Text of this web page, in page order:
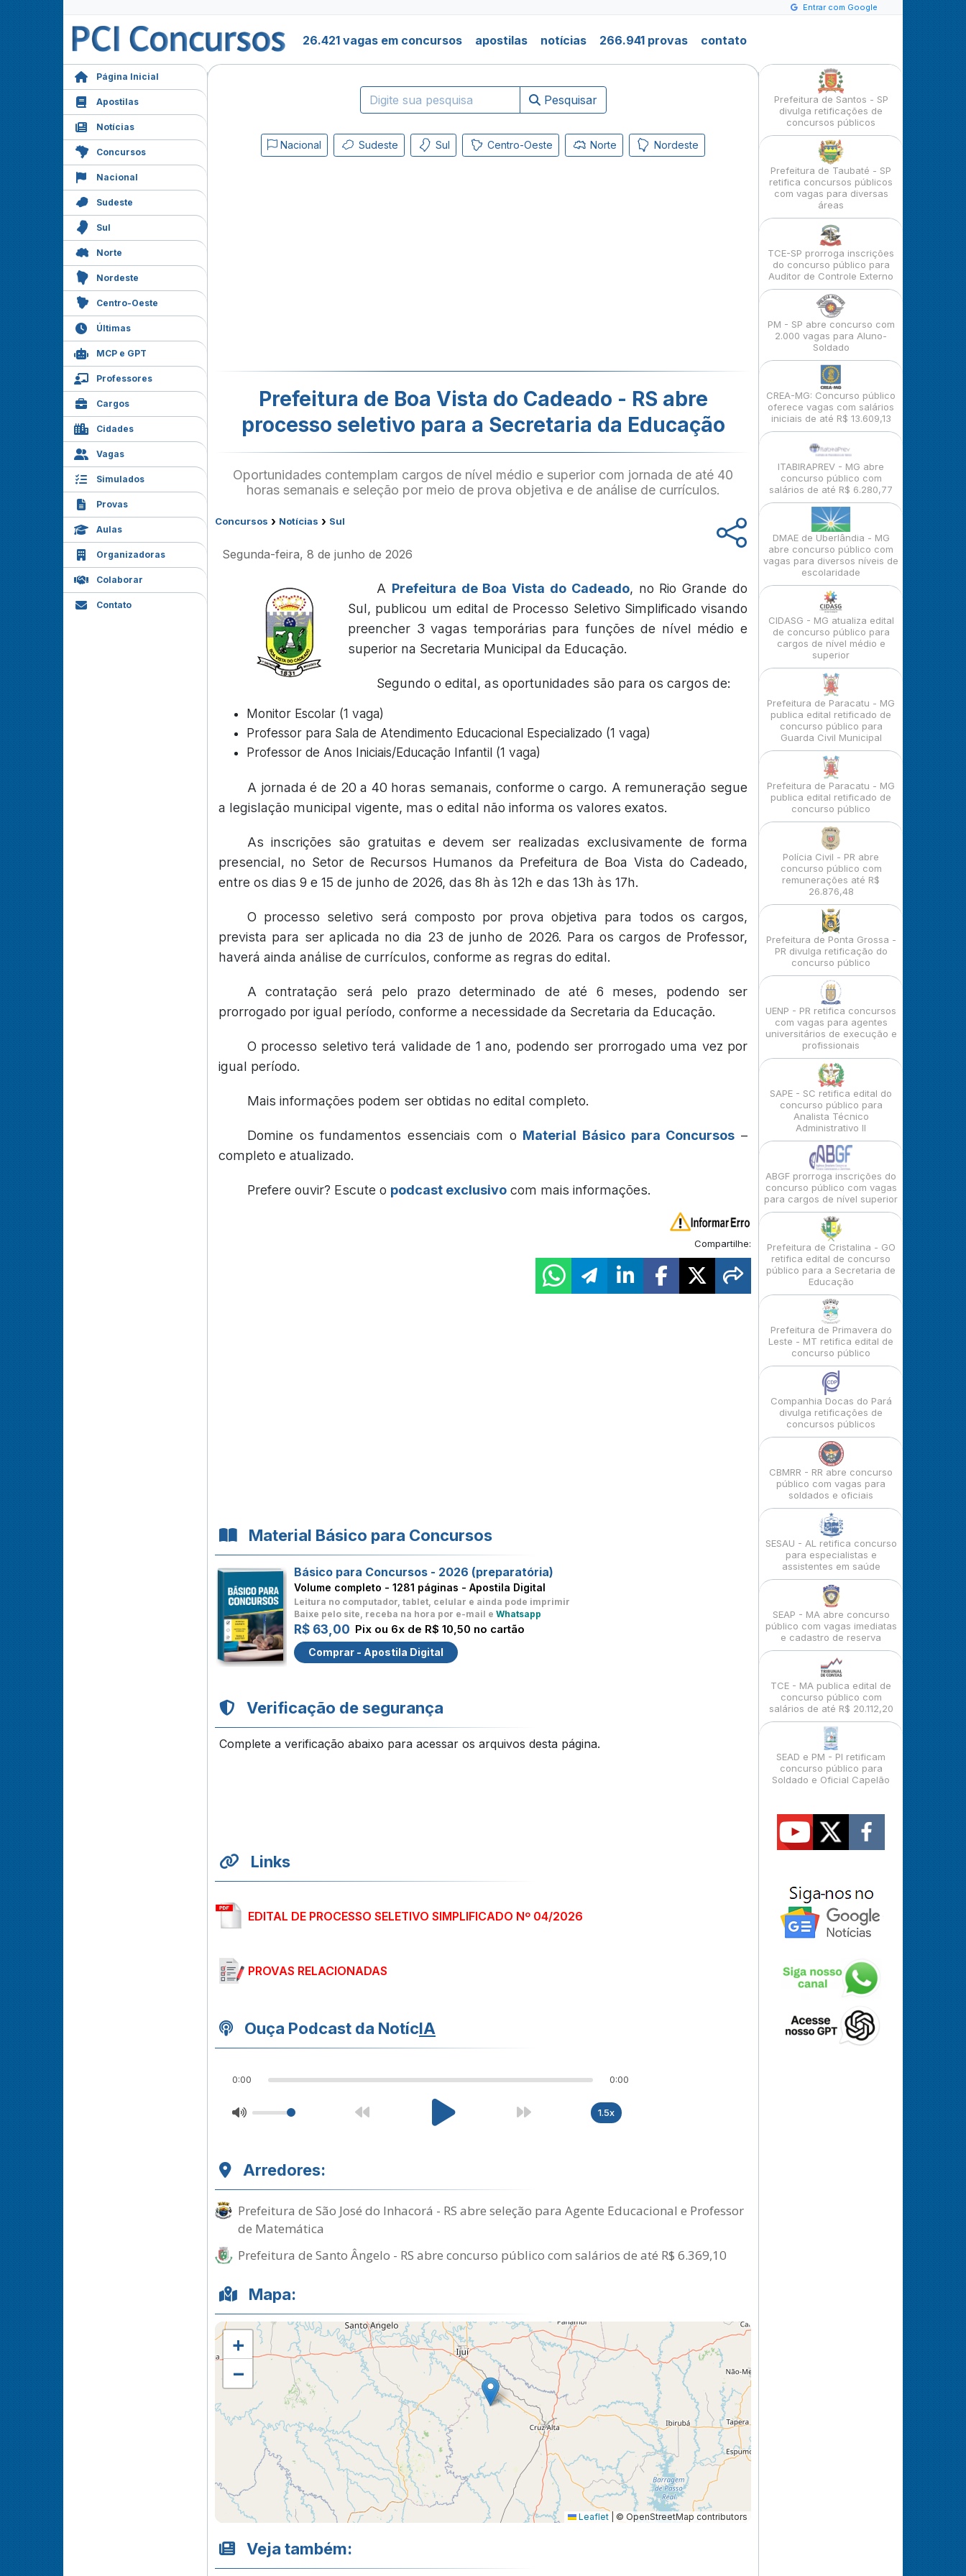
Entrar com Google
26.421 vagas em concursos apostilas notícias 266.941 provas contato
Página Inicial
Apostilas
Notícias
Concursos
Nacional
Sudeste
Sul
Norte
Nordeste
Centro-Oeste
Últimas
MCP e GPT
Professores
Cargos
Cidades
Vagas
Simulados
Provas
Aulas
Organizadoras
Colaborar
Contato
Pesquisar
Nacional Sudeste Sul Centro-Oeste Norte Nordeste
Prefeitura de Boa Vista do Cadeado - RS abre
processo seletivo para a Secretaria da Educação
Oportunidades contemplam cargos de nível médio e superior com jornada de até 40
horas semanais e seleção por meio de prova objetiva e de análise de currículos.
Concursos › Notícias › Sul
Segunda-feira, 8 de junho de 2026
A Prefeitura de Boa Vista do Cadeado, no Rio Grande do
Sul, publicou um edital de Processo Seletivo Simplificado visando
preencher 3 vagas temporárias para funções de nível médio e
superior na Secretaria Municipal da Educação.
Segundo o edital, as oportunidades são para os cargos de:
Monitor Escolar (1 vaga)
Professor para Sala de Atendimento Educacional Especializado (1 vaga)
Professor de Anos Iniciais/Educação Infantil (1 vaga)
A jornada é de 20 a 40 horas semanais, conforme o cargo. A remuneração segue
a legislação municipal vigente, mas o edital não informa os valores exatos.
As inscrições são gratuitas e devem ser realizadas exclusivamente de forma
presencial, no Setor de Recursos Humanos da Prefeitura de Boa Vista do Cadeado,
entre os dias 9 e 15 de junho de 2026, das 8h às 12h e das 13h às 17h.
O processo seletivo será composto por prova objetiva para todos os cargos,
prevista para ser aplicada no dia 23 de junho de 2026. Para os cargos de Professor,
haverá ainda análise de currículos, conforme as regras do edital.
A contratação será pelo prazo determinado de até 6 meses, podendo ser
prorrogado por igual período, conforme a necessidade da Secretaria da Educação.
O processo seletivo terá validade de 1 ano, podendo ser prorrogado uma vez por
igual período.
Mais informações podem ser obtidas no edital completo.
Domine os fundamentos essenciais com o Material Básico para Concursos –
completo e atualizado.
Prefere ouvir? Escute o podcast exclusivo com mais informações.
Compartilhe:
Material Básico para Concursos
Básico para Concursos - 2026 (preparatória)
Volume completo - 1281 páginas - Apostila Digital
Leitura no computador, tablet, celular e ainda pode imprimir
Baixe pelo site, receba na hora por e-mail e Whatsapp
R$ 63,00 Pix ou 6x de R$ 10,50 no cartão
Comprar - Apostila Digital
Verificação de segurança
Complete a verificação abaixo para acessar os arquivos desta página.
Links
EDITAL DE PROCESSO SELETIVO SIMPLIFICADO Nº 04/2026
PROVAS RELACIONADAS
Ouça Podcast da NotícIA
0:00 0:00
1.5x
Arredores:
Prefeitura de São José do Inhacorá - RS abre seleção para Agente Educacional e Professor
de Matemática
Prefeitura de Santo Ângelo - RS abre concurso público com salários de até R$ 6.369,10
Mapa:
+
−
Leaflet © OpenStreetMap contributors
Veja também:
Prefeitura de Santos - SP
divulga retificações de
concursos públicos
Prefeitura de Taubaté - SP
retifica concursos públicos
com vagas para diversas
áreas
TCE-SP prorroga inscrições
do concurso público para
Auditor de Controle Externo
PM - SP abre concurso com
2.000 vagas para Aluno-
Soldado
CREA-MG: Concurso público
oferece vagas com salários
iniciais de até R$ 13.609,13
ITABIRAPREV - MG abre
concurso público com
salários de até R$ 6.280,77
DMAE de Uberlândia - MG
abre concurso público com
vagas para diversos níveis de
escolaridade
CIDASG - MG atualiza edital
de concurso público para
cargos de nível médio e
superior
Prefeitura de Paracatu - MG
publica edital retificado de
concurso público para
Guarda Civil Municipal
Prefeitura de Paracatu - MG
publica edital retificado de
concurso público
Polícia Civil - PR abre
concurso público com
remunerações até R$
26.876,48
Prefeitura de Ponta Grossa -
PR divulga retificação do
concurso público
UENP - PR retifica concursos
com vagas para agentes
universitários de execução e
profissionais
SAPE - SC retifica edital do
concurso público para
Analista Técnico
Administrativo II
ABGF prorroga inscrições do
concurso público com vagas
para cargos de nível superior
Prefeitura de Cristalina - GO
retifica edital de concurso
público para a Secretaria de
Educação
Prefeitura de Primavera do
Leste - MT retifica edital de
concurso público
Companhia Docas do Pará
divulga retificações de
concursos públicos
CBMRR - RR abre concurso
público com vagas para
soldados e oficiais
SESAU - AL retifica concurso
para especialistas e
assistentes em saúde
SEAP - MA abre concurso
público com vagas imediatas
e cadastro de reserva
TCE - MA publica edital de
concurso público com
salários de até R$ 20.112,20
SEAD e PM - PI retificam
concurso público para
Soldado e Oficial Capelão